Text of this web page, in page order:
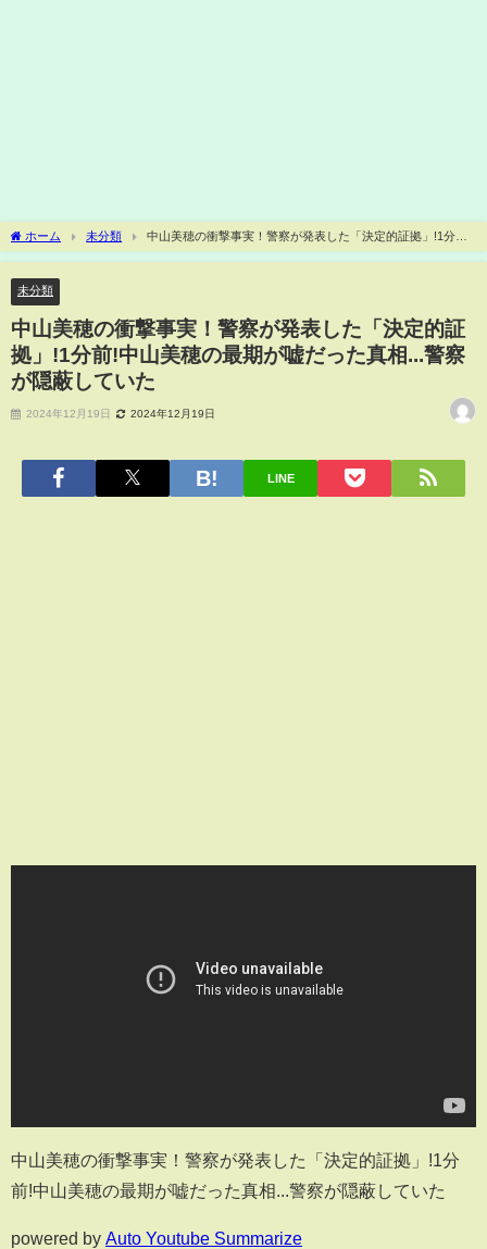
ホーム 未分類
中山美穂の衝撃事実！警察が発表した「決定的証拠」!1分前!
中山美穂の最期が嘘だった真相...警察が隠蔽していた
未分類
中山美穂の衝撃事実！警察が発表した「決定的証
拠」!1分前!中山美穂の最期が嘘だった真相...警察
が隠蔽していた
2024年12月19日 2024年12月19日
LINE
中山美穂の衝撃事実！警察が発表した「決定的証拠」!1分
前!中山美穂の最期が嘘だった真相...警察が隠蔽していた
powered by Auto Youtube Summarize